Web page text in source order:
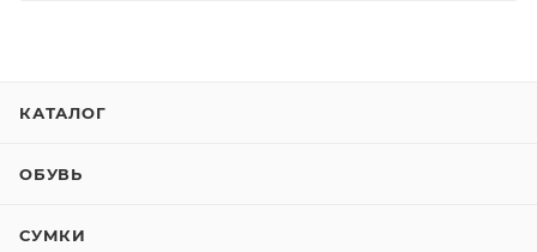
КАТАЛОГ
ОБУВЬ
СУМКИ